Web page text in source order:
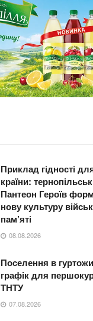
Приклад гідності
країни:
Пантеон Героїв
нову культуру
пам’яті
08.08.2026
Поселення в
графік для
ТНТУ
07.08.2026